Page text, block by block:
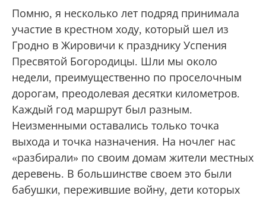
Помню, я несколько лет подряд принимала
участие в крестном ходу, который шел из
Гродно в Жировичи к празднику Успения
Пресвятой Богородицы. Шли мы около
недели, преимущественно по проселочным
дорогам, преодолевая десятки километров.
Каждый год маршрут был разным.
Неизменными оставались только точка
выхода и точка назначения. На ночлег нас
«разбирали» по своим домам жители местных
деревень. В большинстве своем это были
бабушки, пережившие войну, дети которых